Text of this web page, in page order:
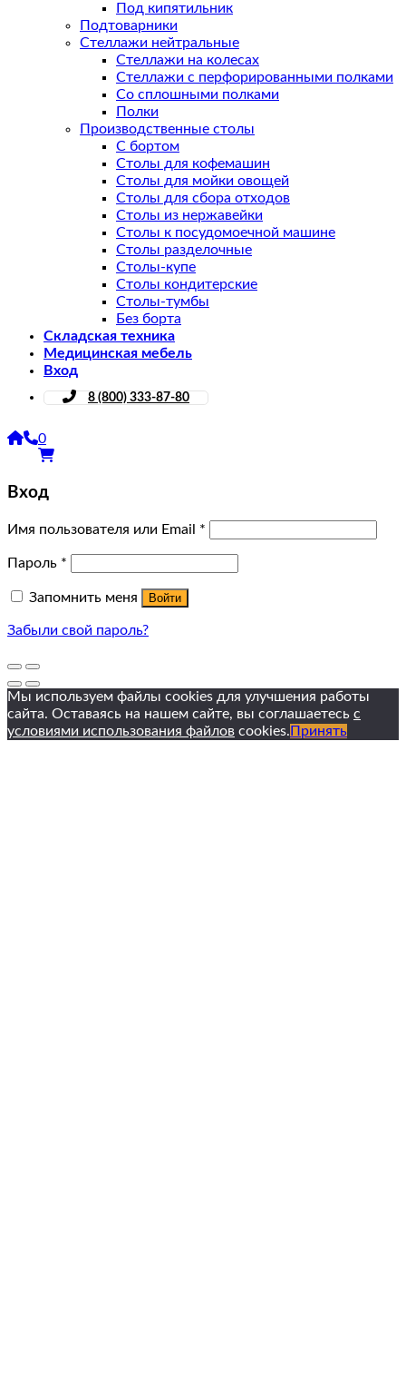
Под кипятильник
Подтоварники
Стеллажи нейтральные
Стеллажи на колесах
Стеллажи с перфорированными полками
Со сплошными полками
Полки
Производственные столы
С бортом
Столы для кофемашин
Столы для мойки овощей
Столы для сбора отходов
Столы из нержавейки
Столы к посудомоечной машине
Столы разделочные
Столы-купе
Столы кондитерские
Столы-тумбы
Без борта
Складская техника
Медицинская мебель
Вход
8 (800) 333-87-80
0
Вход
Имя пользователя или Email *
Пароль *
Запомнить меня Войти
Забыли свой пароль?
Мы используем файлы cookies для улучшения работы
сайта. Оставаясь на нашем сайте, вы соглашаетесь с
условиями использования файлов cookies. Принять